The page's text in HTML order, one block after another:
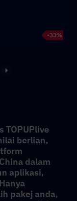
-33%
TOPUPlive
berlian,
dalam
aplikasi,
pakej anda,